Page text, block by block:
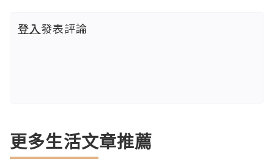
登入發表評論
更多生活文章推薦